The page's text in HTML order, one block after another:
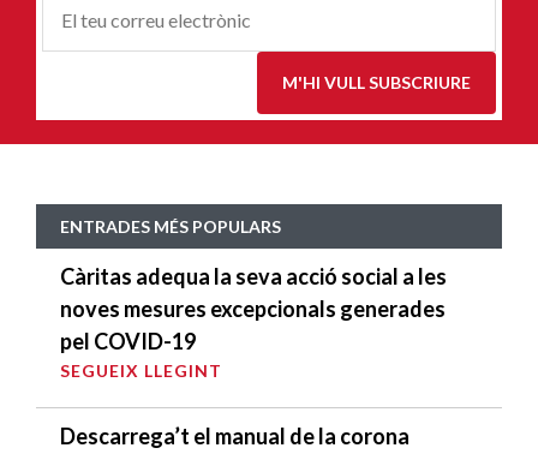
Correu-
M'HI VULL SUBSCRIURE
ENTRADES MÉS POPULARS
Càritas adequa la seva acció social a les
noves mesures excepcionals generades
pel COVID-19
SEGUEIX LLEGINT
Descarrega’t el manual de la corona